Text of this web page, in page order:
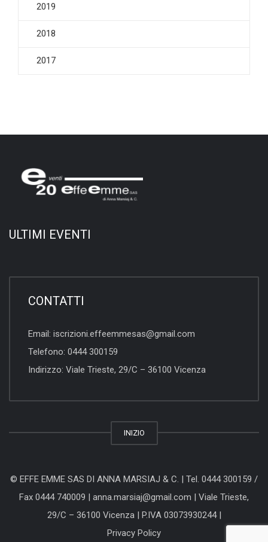
2019
2018
2017
ULTIMI EVENTI
CONTATTI
Email: iscrizioni.effeemmesas@gmail.com
Telefono: 0444 300159
Indirizzo: Viale Trieste, 29/C – 36100 Vicenza
INIZIO
© EFFE EMME SAS DI ANNA MARSIAJ & C. | Tel. 0444 300159 /
Fax 0444 740009 | anna.marsiaj@gmail.com | Viale Trieste,
29/C – 36100 Vicenza| P.IVA 03073930244 |
Privacy Policy